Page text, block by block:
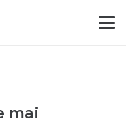
mai